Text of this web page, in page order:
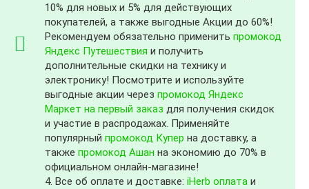
10% для новых и 5% для действующих
покупателей, а также выгодные Акции до 60%!
Рекомендуем обязательно применить промокод
Яндекс Путешествия и получить
дополнительные скидки на технику и
электронику! Посмотрите и используйте
выгодные акции через промокод Яндекс
Маркет на первый заказ для получения скидок
и участие в распродажах. Применяйте
популярный промокод Купер на доставку, а
также промокод Ашан на экономию до 70% в
официальном онлайн-магазине!
4. Все об оплате и доставке: iHerb оплата и